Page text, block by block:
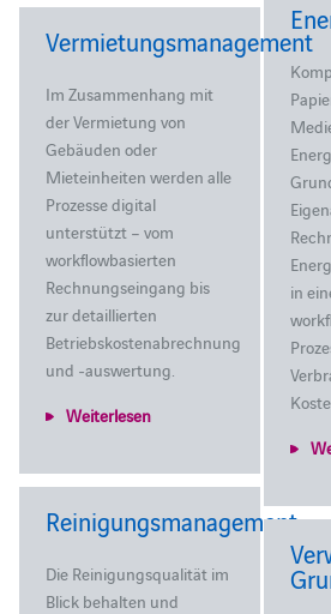
in
Vermietungsmanagement
Im Zusammenhang mit
der Vermietung von
Gebäuden oder
Mieteinheiten werden alle
Prozesse digital
unterstützt – vom
workflowbasierten
Rechnungseingang bis
zur detaillierten
Betriebskostenabrechnung
und -auswertung.
Weiterlesen
Reinigungsmanagement
Die Reinigungsqualität im
Blick behalten und